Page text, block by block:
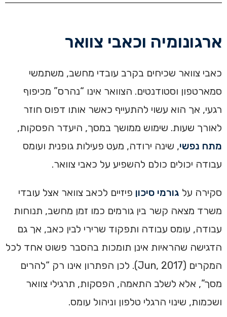
ארגונומיה וכאבי צוואר
כאבי צוואר שכיחים בקרב עובדי מחשב, משתמשי
סמארטפון וסטודנטים. הצוואר אינו “נהרס” מכיפוף
רגעי, אך הוא עשוי להתעייף כאשר אותו דפוס חוזר
לאורך שעות. שימוש ממושך במסך, היעדר הפסקות,
מתח נפשי, שינה ירודה, מעט פעילות גופנית ועומס
עבודה יכולים כולם להשפיע על כאבי צוואר.
סקירה על גורמי סיכון פיזיים לכאב צוואר אצל עובדי
משרד מצאה קשר בין גורמים כמו זמן מחשב, תנוחות
עבודה, עומס עבודה ותפקוד שרירי לבין כאב, אך גם
הדגישה שהראיות אינן תומכות בהסבר פשוט אחד לכל
המקרים (Jun, 2017). לכן הפתרון אינו רק “להרים
מסך”, אלא לשלב התאמה, הפסקות, תרגילי צוואר
ושכמות, שינוי הרגלי טלפון וניהול עומס.